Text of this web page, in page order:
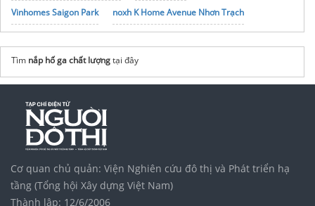
Vinhomes Saigon Park
noxh K Home Avenue Nhơn Trạch
Tập đoàn Bcons Group
Tìm nắp hố ga chất lượngtại đây
Cơ quan chủ quản: Viện Nghiên cứu đô thị và Phát triển hạ
tầng (Tổng hội Xây dựng Việt Nam)
Thành lập: 12/6/2006